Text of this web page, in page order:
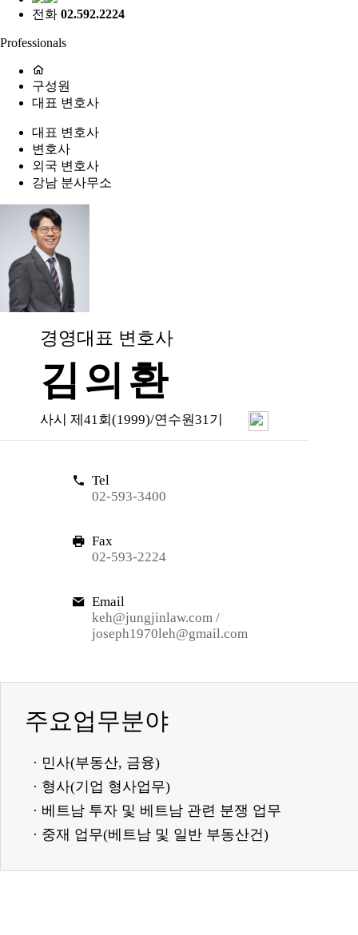
전화 02.592.2224
Professionals
구성원
대표 변호사
대표 변호사
변호사
외국 변호사
강남 분사무소
경영대표 변호사
김의환
사시 제41회(1999)/연수원31기
Tel
02-593-3400
Fax
02-593-2224
Email
keh@jungjinlaw.com /
joseph1970leh@gmail.com
주요업무분야
· 민사(부동산, 금융)
· 형사(기업 형사업무)
· 베트남 투자 및 베트남 관련 분쟁 업무
· 중재 업무(베트남 및 일반 부동산건)